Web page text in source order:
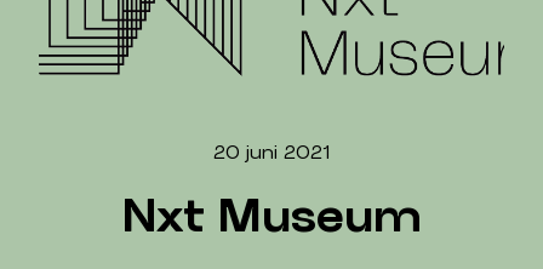
20 juni 2021
Nxt Museum